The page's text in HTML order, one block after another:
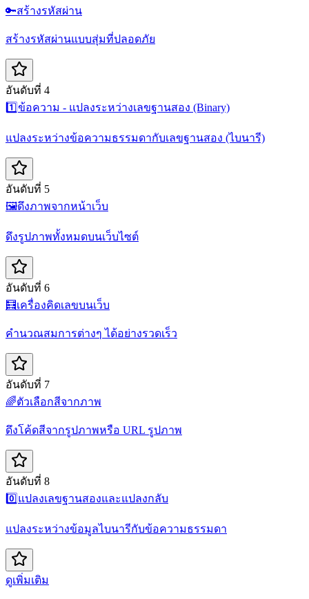
🔑สร้างรหัสผ่าน
สร้างรหัสผ่านแบบสุ่มที่ปลอดภัย
อันดับที่ 4
1️⃣ข้อความ - แปลงระหว่างเลขฐานสอง (Binary)
แปลงระหว่างข้อความธรรมดากับเลขฐานสอง (ไบนารี)
อันดับที่ 5
🖼️ดึงภาพจากหน้าเว็บ
ดึงรูปภาพทั้งหมดบนเว็บไซต์
อันดับที่ 6
🧮เครื่องคิดเลขบนเว็บ
คำนวณสมการต่างๆ ได้อย่างรวดเร็ว
อันดับที่ 7
🌈ตัวเลือกสีจากภาพ
ดึงโค้ดสีจากรูปภาพหรือ URL รูปภาพ
อันดับที่ 8
0️⃣ แปลงเลขฐานสองและแปลงกลับ
แปลงระหว่างข้อมูลไบนารีกับข้อความธรรมดา
ดูเพิ่มเติม